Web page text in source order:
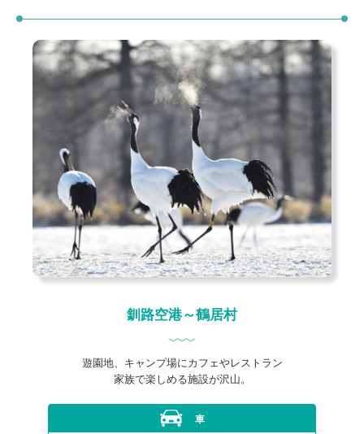
釧路空港～鶴居村
遊園地、キャンプ場にカフェやレストラン
家族で楽しめる施設が沢山。
車